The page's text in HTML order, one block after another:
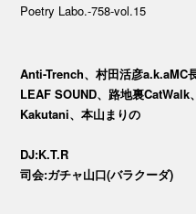
Poetry Labo.-758-vol.15
Anti-Trench、村田活彦a.k.aMC
LEAF SOUND、路地裏CatWalk
Kakutani、本山まりの
DJ:K.T.R
司会:ガチャ山口(バラクーダ)